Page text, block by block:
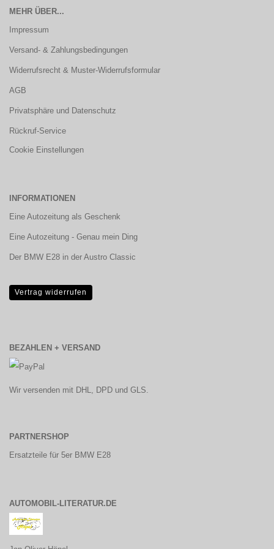
MEHR ÜBER...
Impressum
Versand- & Zahlungsbedingungen
Widerrufsrecht & Muster-Widerrufsformular
AGB
Privatsphäre und Datenschutz
Rückruf-Service
Cookie Einstellungen
INFORMATIONEN
Eine Autozeitung als Geschenk
Eine Autozeitung - Genau mein Ding
Der BMW E28 in der Austro Classic
Vertrag widerrufen
BEZAHLEN + VERSAND
Wir versenden mit DHL, DPD und GLS.
PARTNERSHOP
Ersatzteile für 5er BMW E28
AUTOMOBIL-LITERATUR.DE